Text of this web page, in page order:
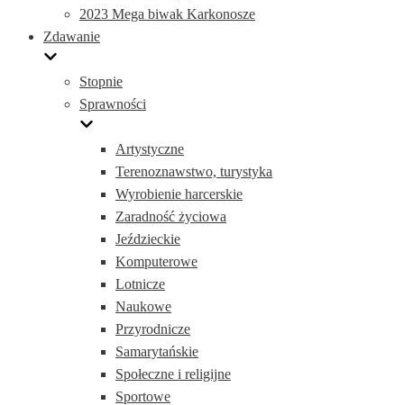
2023 Mega biwak Karkonosze
Zdawanie
Stopnie
Sprawności
Artystyczne
Terenoznawstwo, turystyka
Wyrobienie harcerskie
Zaradność życiowa
Jeździeckie
Komputerowe
Lotnicze
Naukowe
Przyrodnicze
Samarytańskie
Społeczne i religijne
Sportowe